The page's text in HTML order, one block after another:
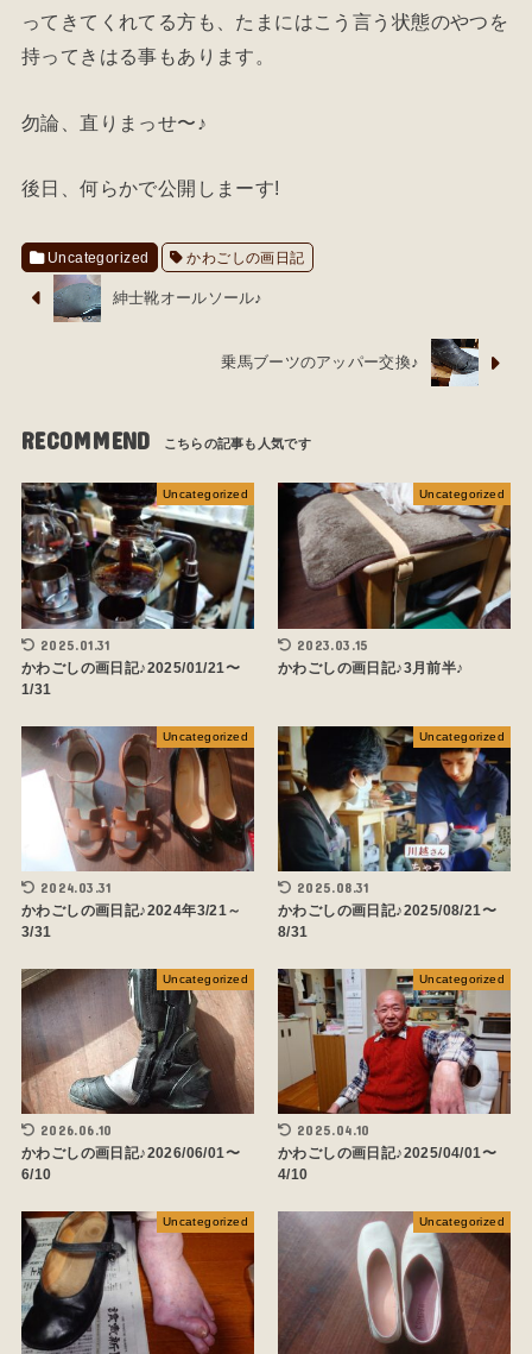
ってきてくれてる方も、たまにはこう言う状態のやつを
持ってきはる事もあります。
勿論、直りまっせ〜♪
後日、何らかで公開しまーす!
Uncategorized かわごしの画日記
紳士靴オールソール♪
乗馬ブーツのアッパー交換♪
RECOMMEND
Uncategorized
2025.01.31
かわごしの画日記♪2025/01/21〜
1/31
Uncategorized
2023.03.15
かわごしの画日記♪3月前半♪
Uncategorized
2024.03.31
かわごしの画日記♪2024年3/21～
3/31
Uncategorized
2025.08.31
かわごしの画日記♪2025/08/21〜
8/31
Uncategorized
2026.06.10
かわごしの画日記♪2026/06/01〜
6/10
Uncategorized
2025.04.10
かわごしの画日記♪2025/04/01〜
4/10
Uncategorized Uncategorized